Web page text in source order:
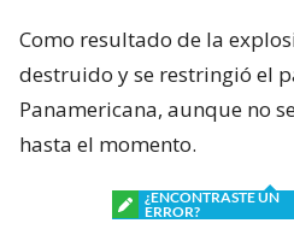
Como resultado de la
destruido y se restringió el
Panamericana, aunque no
hasta el momento.
¿ENCONTRASTE UN
ERROR?